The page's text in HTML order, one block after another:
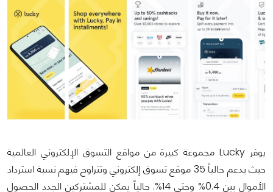
يوفر Lucky مجموعة كبيرة من مواقع التسوق الإلكتروني العالمية
حيث يدعم حالياً 35 موقع تسوق إلكتروني وتتراوح فيهم نسبة استرداد
الأموال بين 0.4% وحتى 14%. حالياً يمكن للمشتركين الجدد الحصول